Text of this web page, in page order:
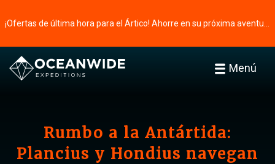
Menú
Rumbo a la Antártida:
Plancius y Hondius navegan